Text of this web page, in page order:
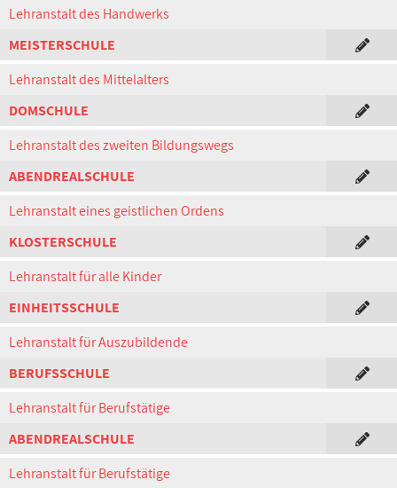
Lehranstalt des Handwerks
MEISTERSCHULE
Lehranstalt des Mittelalters
DOMSCHULE
Lehranstalt des zweiten Bildungswegs
ABENDREALSCHULE
Lehranstalt eines geistlichen Ordens
KLOSTERSCHULE
Lehranstalt für alle Kinder
EINHEITSSCHULE
Lehranstalt für Auszubildende
BERUFSSCHULE
Lehranstalt für Berufstätige
ABENDREALSCHULE
Lehranstalt für Berufstätige